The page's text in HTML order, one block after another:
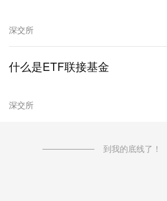
深交所
什么是ETF联接基金
深交所
到我的底线了！